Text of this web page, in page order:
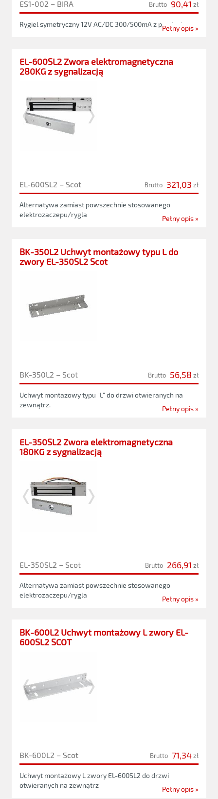
ES1-002 – BIRA zł
90,41
Brutto
Rygiel symetryczny 12V AC/DC 300/500mA z pamięcią
Pełny opis »
EL-600SL2 Zwora elektromagnetyczna
280KG z sygnalizacją
EL-600SL2 – Scot zł
321,03
Brutto
Alternatywa zamiast powszechnie stosowanego
elektrozaczepu/rygla
Pełny opis »
BK-350L2 Uchwyt montażowy typu L do
zwory EL-350SL2 Scot
BK-350L2 – Scot zł
56,58
Brutto
Uchwyt montażowy typu "L" do drzwi otwieranych na
zewnątrz.
Pełny opis »
EL-350SL2 Zwora elektromagnetyczna
180KG z sygnalizacją
EL-350SL2 – Scot zł
266,91
Brutto
Alternatywa zamiast powszechnie stosowanego
elektrozaczepu/rygla
Pełny opis »
BK-600L2 Uchwyt montażowy L zwory EL-
600SL2 SCOT
BK-600L2 – Scot zł
71,34
Brutto
Uchwyt montażowy L zwory EL-600SL2 do drzwi
otwieranych na zewnątrz
Pełny opis »